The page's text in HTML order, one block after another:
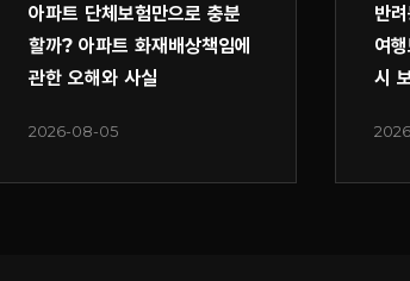
아파트 단체보험만으로 충분
할까? 아파트 화재배상책임에
관한 오해와 사실
2026-08-05
반
여
시